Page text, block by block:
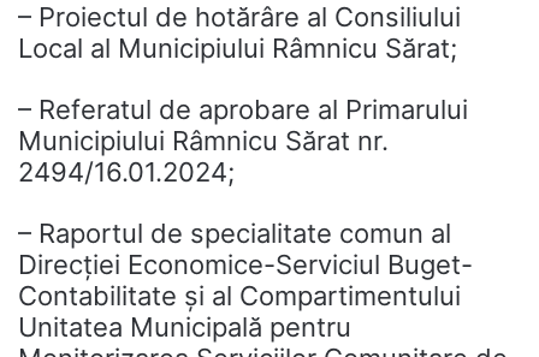
– Proiectul de hotărâre al Consiliului
Local al Municipiului Râmnicu Sărat;
– Referatul de aprobare al Primarului
Municipiului Râmnicu Sărat nr.
2494/16.01.2024;
– Raportul de specialitate comun al
Direcției Economice-Serviciul Buget-
Contabilitate și al Compartimentului
Unitatea Municipală pentru